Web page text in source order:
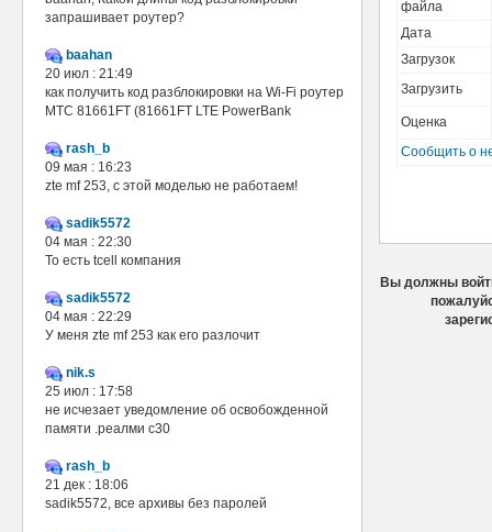
запрашивает роутер?
baahan
20 июл : 21:49
как получить код разблокировки на Wi-Fi роутер
МТС 81661FT (81661FT LTE PowerBank
rash_b
09 мая : 16:23
zte mf 253, с этой моделью не работаем!
sadik5572
04 мая : 22:30
То есть tcell компания
sadik5572
04 мая : 22:29
У меня zte mf 253 как его разлочит
nik.s
25 июл : 17:58
не исчезает уведомление об освобожденной
памяти .реалми с30
rash_b
21 дек : 18:06
sadik5572, все архивы без паролей
файла
Дата
Загрузок
Загрузить
Оценка
Сообщить о
Вы должны